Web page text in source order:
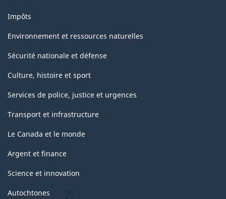
Impôts
Environnement et ressources naturelles
Sécurité nationale et défense
Culture, histoire et sport
Services de police, justice et urgences
Transport et infrastructure
Le Canada et le monde
Argent et finance
Science et innovation
Autochtones